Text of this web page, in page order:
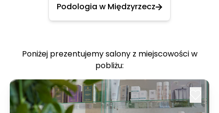
Podologia w Międzyrzecz
Poniżej prezentujemy salony z miejscowości w
pobliżu: